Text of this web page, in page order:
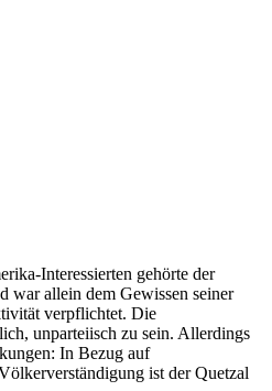
Interessierten gehörte der
war allein dem Gewissen seiner
verpflichtet. Die
unparteiisch zu sein. Allerdings
In Bezug auf
ist der Quetzal